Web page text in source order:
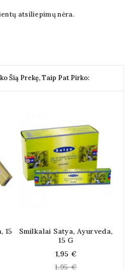
atsiliepimų nėra.
Šią Prekę, Taip Pat Pirko:
15
Smilkalai Satya, Ayurveda,
15 G
Kaina
1,95 €
1,95 €